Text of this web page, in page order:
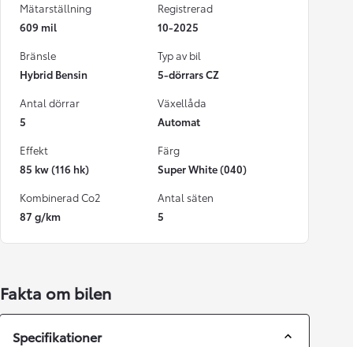
Mätarställning
609 mil
Registrerad
10-2025
Bränsle
Hybrid Bensin
Typ av bil
5-dörrars CZ
Antal dörrar
5
Växellåda
Automat
Effekt
85 kw (116 hk)
Färg
Super White (040)
Kombinerad Co2
87 g/km
Antal säten
5
Fakta om bilen
Specifikationer